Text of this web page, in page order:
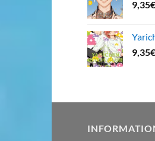
9,35€
9,35€